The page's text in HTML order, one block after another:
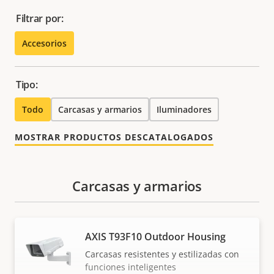
Filtrar por:
Accesorios
Tipo:
Todo Carcasas y armarios Iluminadores
MOSTRAR PRODUCTOS DESCATALOGADOS
Carcasas y armarios
AXIS T93F10 Outdoor Housing
Carcasas resistentes y estilizadas con
funciones inteligentes